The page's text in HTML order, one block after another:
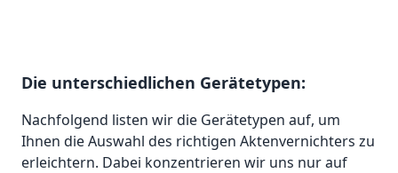
Die unterschiedlichen Gerätetypen:
Nachfolgend listen wir die Gerätetypen auf, um
Ihnen die Auswahl des richtigen Aktenvernichters zu
erleichtern. Dabei konzentrieren wir uns nur auf